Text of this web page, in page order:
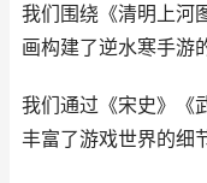
我们围绕《清明上河
画构建了逆水寒手游
我们通过《宋史》《
丰富了游戏世界的细